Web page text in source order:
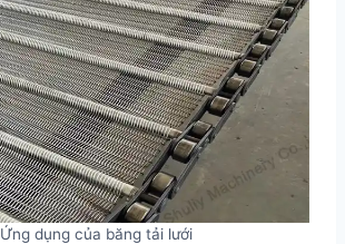
Ứng dụng của băng tải lưới